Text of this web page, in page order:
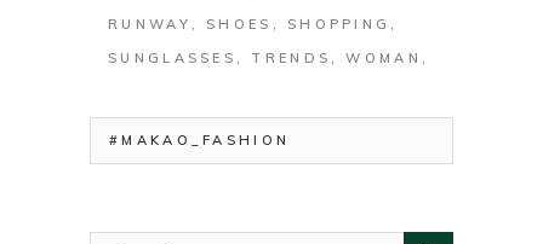
RUNWAY
SHOES
SHOPPING
SUNGLASSES
TRENDS WOMAN
#MAKAO_FASHION